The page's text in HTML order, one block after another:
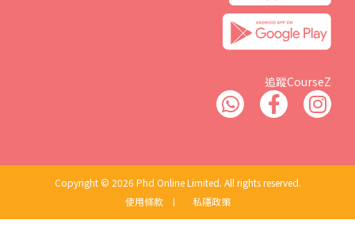
追蹤CourseZ
Copyright © 2026 Phd Online Limited. All rights reserved.
使用條款
丨 私隱政策